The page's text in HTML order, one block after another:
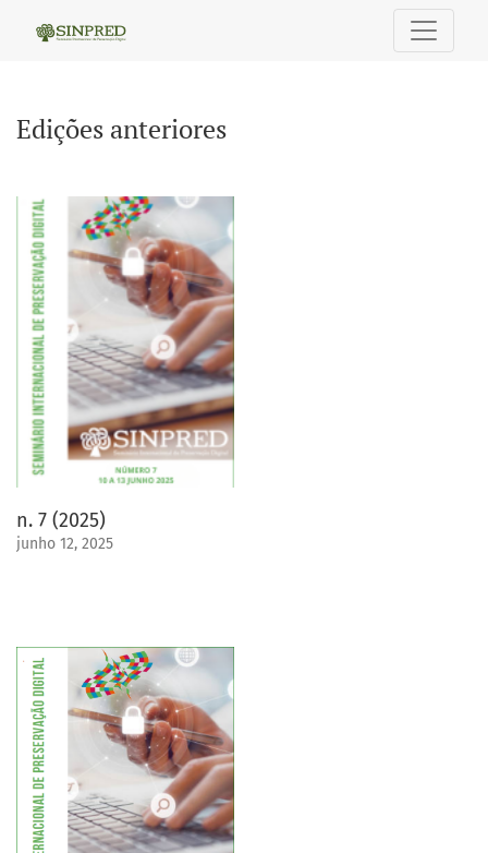
Edições anteriores
n. 7 (2025)
junho 12, 2025